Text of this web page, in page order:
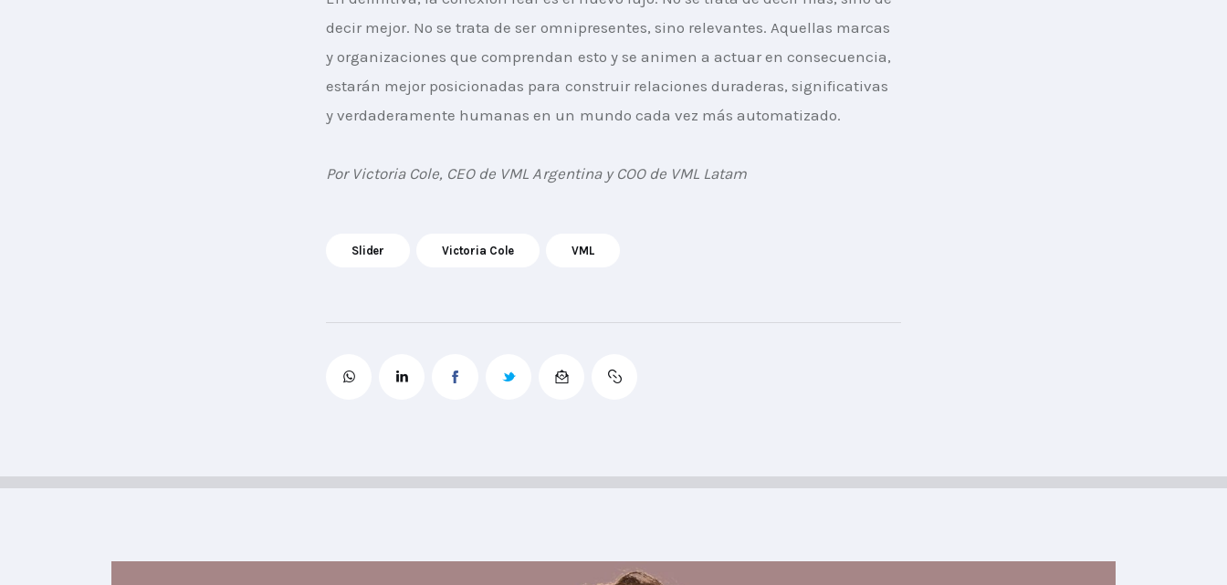
decir mejor. No se trata de ser omnipresentes, sino relevantes. Aquellas marcas
y organizaciones que comprendan esto y se animen a actuar en consecuencia,
estarán mejor posicionadas para construir relaciones duraderas, significativas
y verdaderamente humanas en un mundo cada vez más automatizado.
Por Victoria Cole, CEO de VML Argentina y COO de VML Latam
Slider Victoria Cole VML